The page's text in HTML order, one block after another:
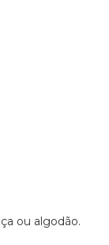
ou algodão.